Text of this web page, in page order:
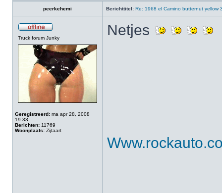
peerkehemi Berichttitel: Re: 1968 el Camino butternut yellow
Truck forum Junky
Geregistreerd: ma apr 28, 2008
19:33
Berichten: 11769
Woonplaats: Zijtaart
Netjes